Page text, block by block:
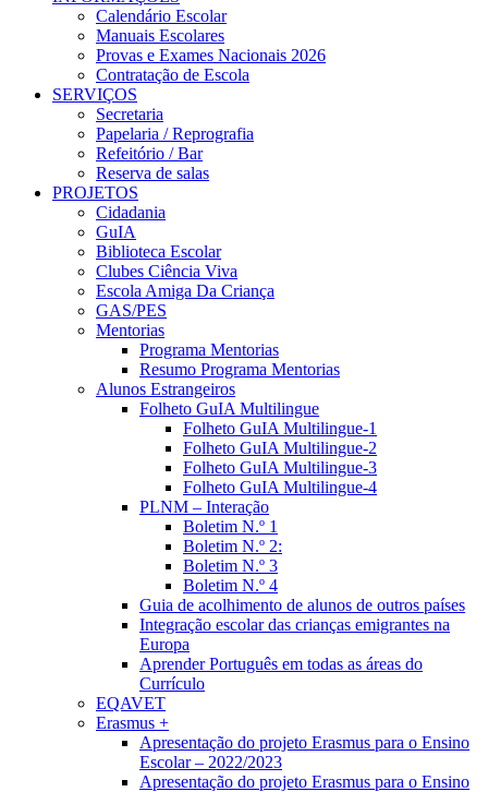
Calendário Escolar
Manuais Escolares
Provas e Exames Nacionais 2026
Contratação de Escola
SERVIÇOS
Secretaria
Papelaria / Reprografia
Refeitório / Bar
Reserva de salas
PROJETOS
Cidadania
GuIA
Biblioteca Escolar
Clubes Ciência Viva
Escola Amiga Da Criança
GAS/PES
Mentorias
Programa Mentorias
Resumo Programa Mentorias
Alunos Estrangeiros
Folheto GuIA Multilingue
Folheto GuIA Multilingue-1
Folheto GuIA Multilingue-2
Folheto GuIA Multilingue-3
Folheto GuIA Multilingue-4
PLNM – Interação
Boletim N.º 1
Boletim N.º 2:
Boletim N.º 3
Boletim N.º 4
Guia de acolhimento de alunos de outros países
Integração escolar das crianças emigrantes na
Europa
Aprender Português em todas as áreas do
Currículo
EQAVET
Erasmus +
Apresentação do projeto Erasmus para o Ensino
Escolar – 2022/2023
Apresentação do projeto Erasmus para o Ensino